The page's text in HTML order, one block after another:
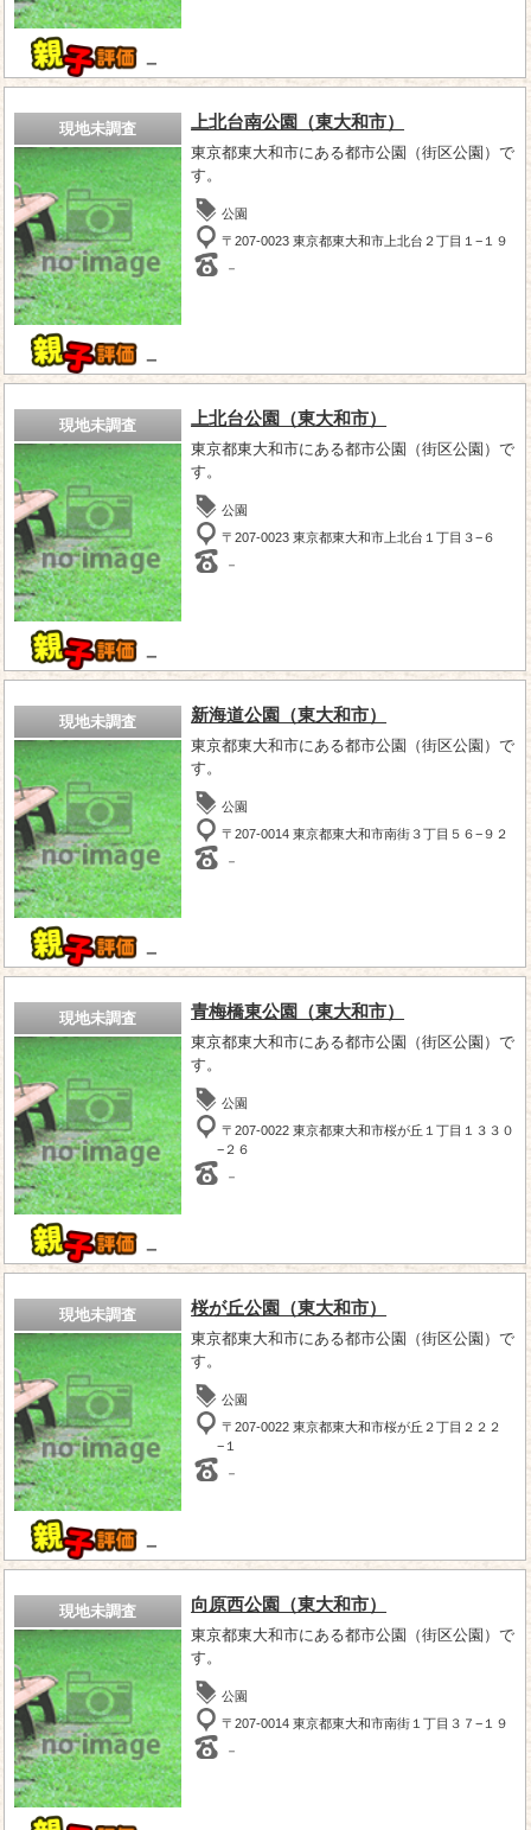
－
現地未調査
－
上北台南公園（東大和市）
東京都東大和市にある都市公園（街区公園）で
す。
公園
〒207-0023 東京都東大和市上北台２丁目１−１９
－
現地未調査
－
上北台公園（東大和市）
東京都東大和市にある都市公園（街区公園）で
す。
公園
〒207-0023 東京都東大和市上北台１丁目３−６
－
現地未調査
－
新海道公園（東大和市）
東京都東大和市にある都市公園（街区公園）で
す。
公園
〒207-0014 東京都東大和市南街３丁目５６−９２
－
現地未調査
－
青梅橋東公園（東大和市）
東京都東大和市にある都市公園（街区公園）で
す。
公園
〒207-0022 東京都東大和市桜が丘１丁目１３３０
−２６
－
現地未調査
－
桜が丘公園（東大和市）
東京都東大和市にある都市公園（街区公園）で
す。
公園
〒207-0022 東京都東大和市桜が丘２丁目２２２
−１
－
現地未調査 向原西公園（東大和市）
東京都東大和市にある都市公園（街区公園）で
す。
公園
〒207-0014 東京都東大和市南街１丁目３７−１９
－